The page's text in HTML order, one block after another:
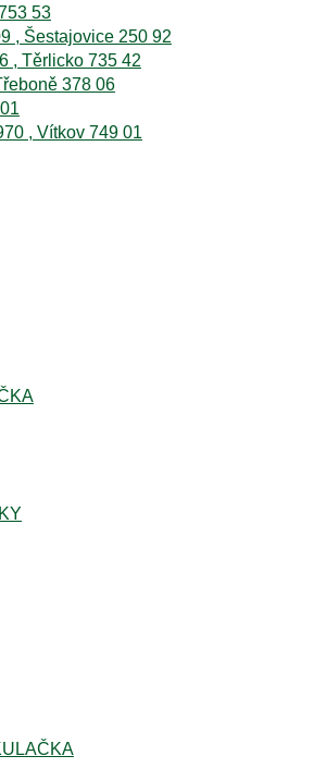
53
, Šestajovice 250 92
, Těrlicko 735 42
378 06
, Vítkov 749 01